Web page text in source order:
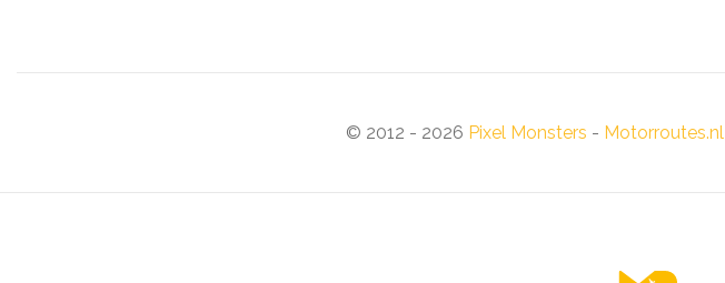
© 2012 - 2026 Pixel Monsters - Motorroutes.nl